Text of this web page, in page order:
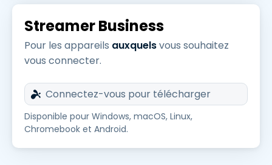
Streamer Business
Pour les appareils auxquelsvous souhaitez
vous connecter.
Connectez-vous pour télécharger
Disponible pour Windows, macOS, Linux,
Chromebook et Android.